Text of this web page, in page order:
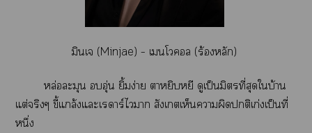
มินเ (Minjae) – เโล (ร้องหลัก)
หล่อละมุน อุ่น ยิ้มง่าย าหยิบหยี ดูเป็นมิตรที่สุดใบ้าน
แต่จริงๆ ขี้แกล้งแะเรดาร์ไา สังเกตเห็นาผิดติเก่งเป็นที่
หนึ่ง